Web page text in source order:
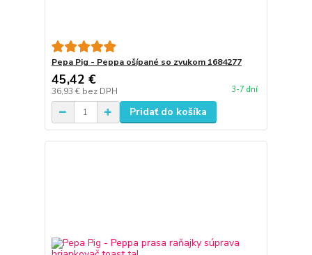
Pepa Pig - Peppa ošípané so zvukom 1684277
45,42 €
36,93 € bez DPH 3-7 dní
Pridať do košíka